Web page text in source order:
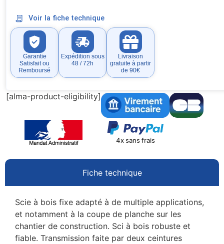
Voir la fiche technique
Garantie
Satisfait ou
Remboursé
Expédition sous
48 / 72h
Livraison
gratuite à partir
de 90€
[alma-product-eligibility]
4x sans frais
Fiche technique
Scie à bois fixe adapté à de multiple applications,
et notamment à la coupe de planche sur les
chantier de construction. Sci à bois robuste et
fiable. Transmission faite par deux ceintures